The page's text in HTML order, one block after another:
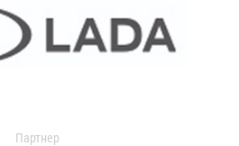
Партнер